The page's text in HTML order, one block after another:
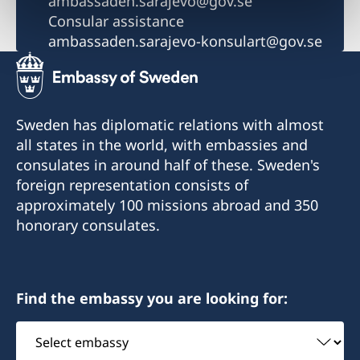
Consular assistance
ambassaden.sarajevo-konsulart@gov.se
Sweden has diplomatic relations with almost
all states in the world, with embassies and
consulates in around half of these. Sweden's
foreign representation consists of
approximately 100 missions abroad and 350
honorary consulates.
Find the embassy you are looking for:
Select
embassy